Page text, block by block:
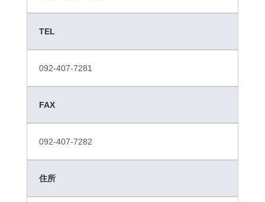
TEL
092-407-7281
FAX
092-407-7282
住所